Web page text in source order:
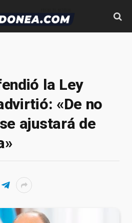
la Ley
«De no
ajustará de